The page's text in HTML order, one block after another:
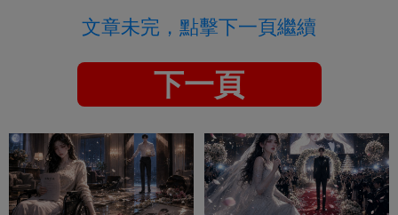
文章未完，點擊下一頁繼續
下一頁